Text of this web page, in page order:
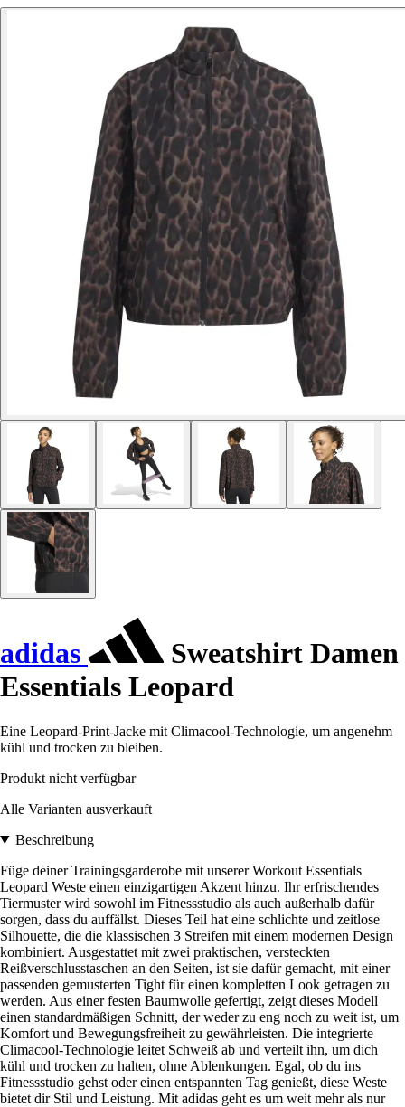
adidas
Sweatshirt Damen
Essentials Leopard
Eine Leopard-Print-Jacke mit Climacool-Technologie, um angenehm
kühl und trocken zu bleiben.
Produkt nicht verfügbar
Alle Varianten ausverkauft
Beschreibung
Füge deiner Trainingsgarderobe mit unserer Workout Essentials
Leopard Weste einen einzigartigen Akzent hinzu. Ihr erfrischendes
Tiermuster wird sowohl im Fitnessstudio als auch außerhalb dafür
sorgen, dass du auffällst. Dieses Teil hat eine schlichte und zeitlose
Silhouette, die die klassischen 3 Streifen mit einem modernen Design
kombiniert. Ausgestattet mit zwei praktischen, versteckten
Reißverschlusstaschen an den Seiten, ist sie dafür gemacht, mit einer
passenden gemusterten Tight für einen kompletten Look getragen zu
werden. Aus einer festen Baumwolle gefertigt, zeigt dieses Modell
einen standardmäßigen Schnitt, der weder zu eng noch zu weit ist, um
Komfort und Bewegungsfreiheit zu gewährleisten. Die integrierte
Climacool-Technologie leitet Schweiß ab und verteilt ihn, um dich
kühl und trocken zu halten, ohne Ablenkungen. Egal, ob du ins
Fitnessstudio gehst oder einen entspannten Tag genießt, diese Weste
bietet dir Stil und Leistung. Mit adidas geht es um weit mehr als nur